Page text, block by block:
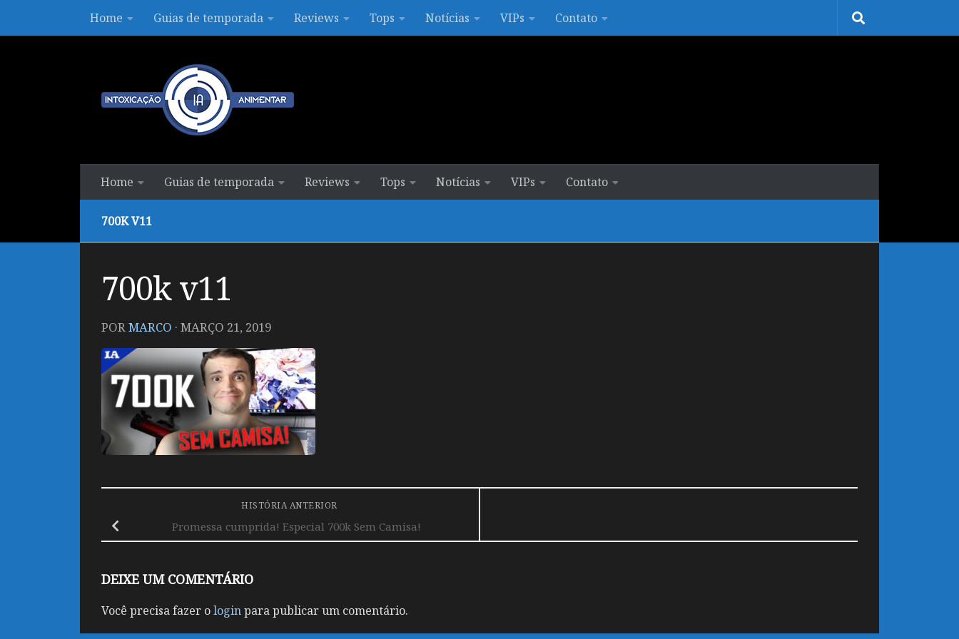
Skip to contentHome Guias de temporada Reviews Tops Notícias VIPs Contato
Home Guias de temporada Reviews Tops Notícias VIPs Contato
700K V11
700k v11
PORMARCO · MARÇO 21, 2019
HISTÓRIA ANTERIOR
Promessa cumprida! Especial 700k Sem Camisa!
DEIXE UM COMENTÁRIO
Você precisa fazer ologinpara publicar um comentário.